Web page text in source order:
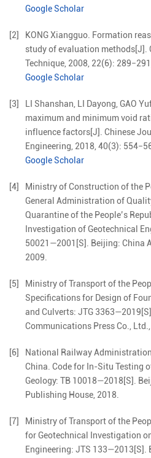
Google Scholar
[2] KONGXiangguo. Formation
study of evaluation methods[J].
Technique, 2008, 22(6): 289−
Google Scholar
[3] LI Shanshan, LI Dayong,GAO
maximum and minimum void
influence factors[J]. Chinese
Engineering, 2018,40(3): 554−
Google Scholar
[4]
Ministry of Construction of the
General Administration of
Quarantine of the People’s
Investigation of Geotechnical
50021—2001 [S]. Beijing: China
2009.
[5] Ministry of Transport of the
Specifications for Design of
and Culverts: JTG 3363—2019
Communications Press Co., Ltd.,
[6]
National Railway
China. Code for In-Situ Testing
Geology: TB 10018—2018[S].
Publishing House, 2018.
[7] Ministry of Transport of the
for Geotechnical Investigation
Engineering: JTS 133—2013[S].